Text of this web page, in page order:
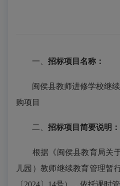
一、 招标项目名称：
闽侯县教师进修学校继
购项目
二、 招标项目简要说明 ：
根据《闽侯县教育局关
儿园）教师继续教育管理暂
〔2024〕14号）， 依托课时